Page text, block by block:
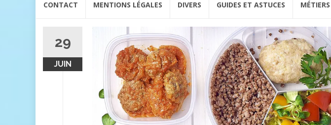
CONTACT MENTIONS LÉGALES DIVERS GUIDES ET ASTUCES MÉTIERS
29
JUIN